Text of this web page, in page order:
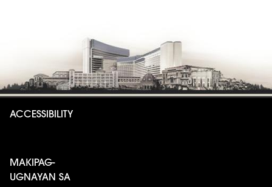
ACCESSIBILITY
MAKIPAG-
UGNAYAN SA